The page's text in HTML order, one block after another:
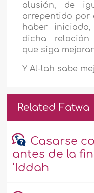
alusión, de
arrepentido por
haber
dicha relación
que siga
Y Al-lah sabe
Related Fatwa
Casarse
antes de la
‘Iddah